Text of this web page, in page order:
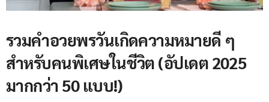
รวมคำอวยพรวันเกิดความหมายดี ๆ
สำหรับคนพิเศษในชีวิต (อัปเดต 2025
มากกว่า 50 แบบ!)